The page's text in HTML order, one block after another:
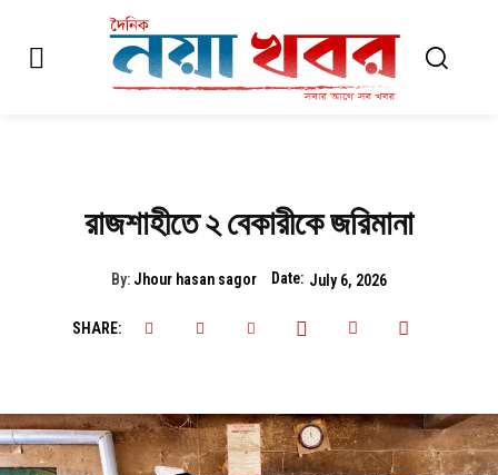
রাজশাহীতে ২ বেকারীকে জরিমানা
By: Jhour hasan sagor Date: July 6, 2026
SHARE: